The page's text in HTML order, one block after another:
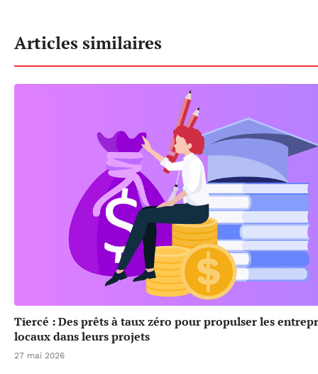
Articles similaires
Tiercé : Des prêts à taux zéro pour propulser les
locaux dans leurs projets
27 mai 2026